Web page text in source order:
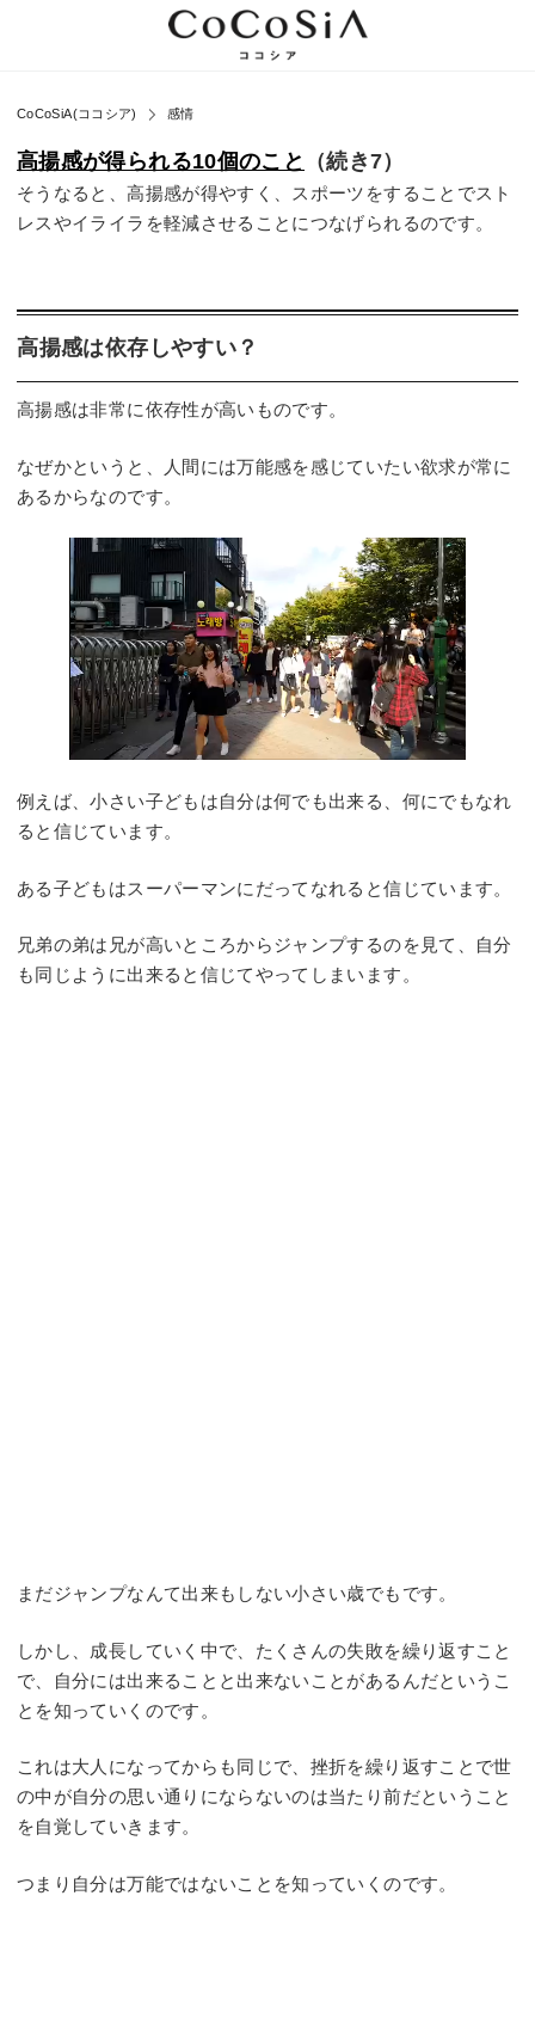
CoCoSiA(ココシア) 感情
高揚感が得られる10個のこと （続き7）
そうなると、高揚感が得やすく、スポーツをすることでスト
レスやイライラを軽減させることにつなげられるのです。
️高揚感は依存しやすい？
高揚感は非常に依存性が高いものです。
なぜかというと、人間には万能感を感じていたい欲求が常に
あるからなのです。
例えば、小さい子どもは自分は何でも出来る、何にでもなれ
ると信じています。
ある子どもはスーパーマンにだってなれると信じています。
兄弟の弟は兄が高いところからジャンプするのを見て、自分
も同じように出来ると信じてやってしまいます。
まだジャンプなんて出来もしない小さい歳でもです。
しかし、成長していく中で、たくさんの失敗を繰り返すこと
で、自分には出来ることと出来ないことがあるんだというこ
とを知っていくのです。
これは大人になってからも同じで、挫折を繰り返すことで世
の中が自分の思い通りにならないのは当たり前だということ
を自覚していきます。
つまり自分は万能ではないことを知っていくのです。